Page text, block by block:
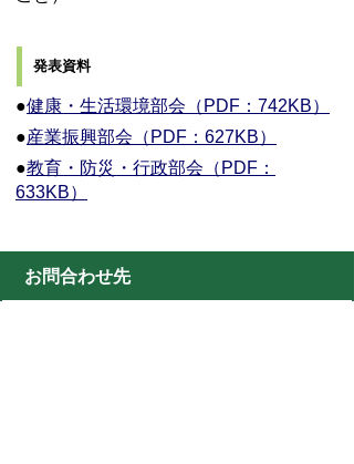
発表資料
●健康・生活環境部会（PDF：742KB）
●産業振興部会（PDF：627KB）
●教育・防災・行政部会（PDF：
633KB）
お問合わせ先